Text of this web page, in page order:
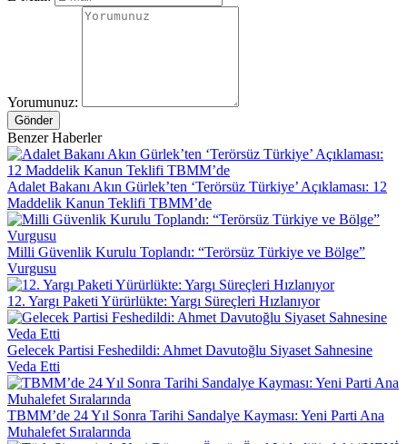
Yorumunuz:
Gönder
Benzer Haberler
Adalet Bakanı Akın Gürlek’ten ‘Terörsüz Türkiye’ Açıklaması: 12
Maddelik Kanun Teklifi TBMM’de
Milli Güvenlik Kurulu Toplandı: “Terörsüz Türkiye ve Bölge”
Vurgusu
12. Yargı Paketi Yürürlükte: Yargı Süreçleri Hızlanıyor
Gelecek Partisi Feshedildi: Ahmet Davutoğlu Siyaset Sahnesine
Veda Etti
TBMM’de 24 Yıl Sonra Tarihi Sandalye Kayması: Yeni Parti Ana
Muhalefet Sıralarında